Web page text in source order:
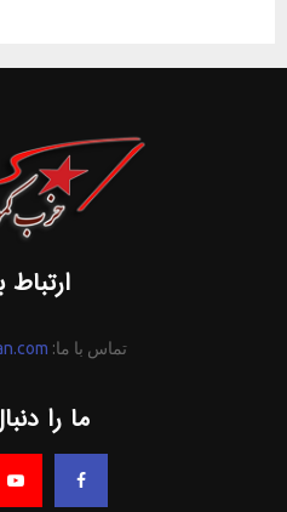
ارتباط
تماس با ما:
ما را